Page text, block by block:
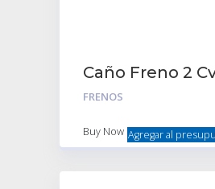
Caño Freno 2
Largo
FRENOS
Buy Now Agregar al